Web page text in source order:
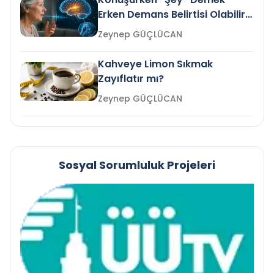
Erken Demans Belirtisi Olabilir
mi?
Zeynep GÜÇLÜCAN
Kahveye Limon Sıkmak
Zayıflatır mı?
Zeynep GÜÇLÜCAN
Sosyal Sorumluluk Projeleri